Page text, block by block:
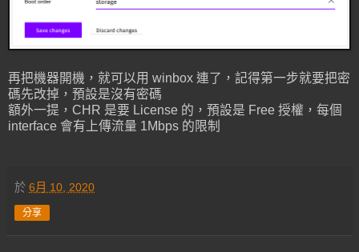
再把機器開機，就可以用 winbox 連了，記得第一步就要把密
碼先改掉，預設是沒有密碼
額外一提，CHR 是要 License 的，預設是 Free 授權，每個
interface 會有上傳流量 1Mbps 的限制
於 6月 10, 2020
分享